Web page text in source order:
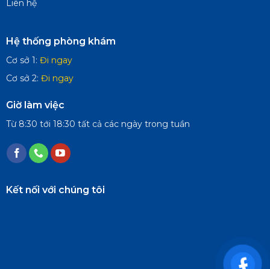
Liên hệ
Hệ thống phòng khám
Cơ sở 1: Đi ngay
Cơ sở 2: Đi ngay
Giờ làm việc
Từ 8:30 tới 18:30 tất cả các ngày trong tuần
Kết nối với chúng tôi